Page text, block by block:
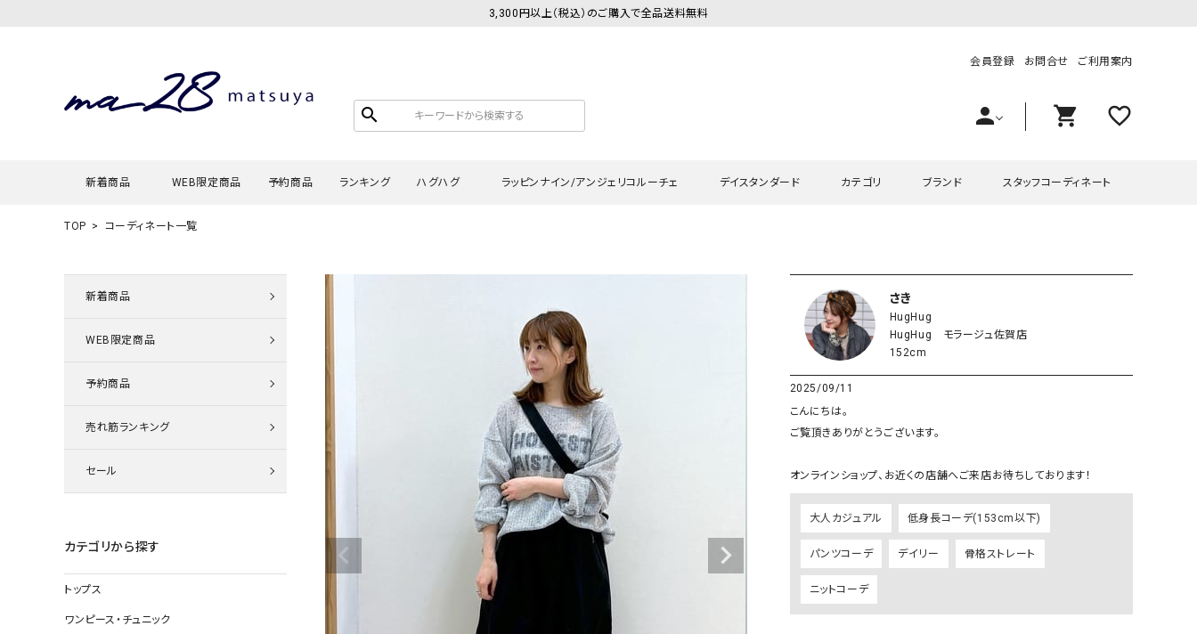
3,300円以上（税込）のご購入で全品送料無料
search
会員登録 お問合せ ご利用案内
person shopping_cart favorite_outline
新着商品 WEB限定商品 予約商品 ランキング ハグハグ
ロング・マキシ丈
その他スカート
すべて見る
ラッピンナイン/アンジェリコルーチェ
タンクトップ・キャミソール
デニムパンツ
その他のパンツ
デイスタンダード
チュニック
その他スカート
すべて見る
カテゴリ
ワンピース・チュニック
サロペット・オーバーオール
スカート
ジャケット・アウター
グッズ
ワンピース・チュニック
サロペット・オーバーオール
ジャケット・アウター
ブランド
ラッピンナイン/アンジェリコルーチェ
hagumu（ハグム）
her.（ハードット）
and quarter（アンドクウォーター） HUMS（ハムズ）
Wrapin nine9（ラッピンナイン）
08mab(ゼロハチマブ)
1%（イチ パーセント）
1 metre carre（アンメートルキャレ ）
スタッフコーディネート
TOP コーディネート一覧
新着商品
WEB限定商品
予約商品
売れ筋ランキング
セール
カテゴリから探す
トップス
ワンピース・チュニック
さき
HugHug
HugHug モラージュ佐賀店
152cm
2025/09/11
こんにちは。
ご覧頂きありがとうございます。
オンラインショップ、お近くの店舗へご来店お待ちしております！
大人カジュアル 低身長コーデ(153cm以下)
パンツコーデ デイリー 骨格ストレート
ニットコーデ